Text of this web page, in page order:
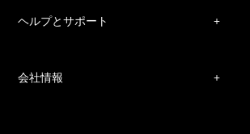
ヘルプとサポート
会社情報